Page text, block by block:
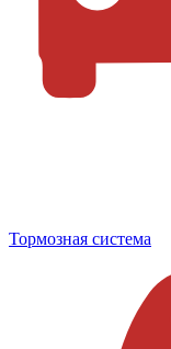
Тормозная система